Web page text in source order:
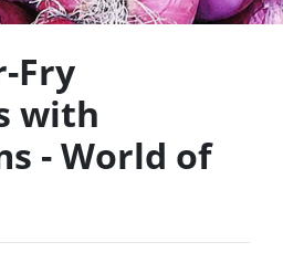
Fry
with
- World of